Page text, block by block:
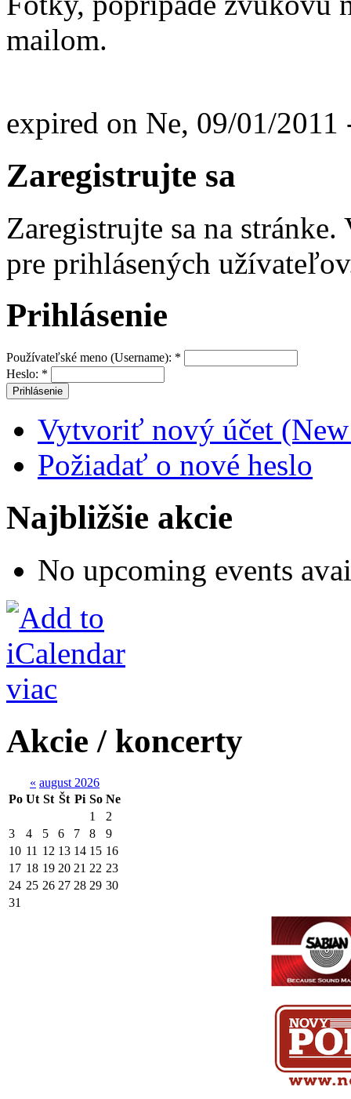
mailom.
expired on Ne, 09/01/
Zaregistrujte sa
Zaregistrujte sa na
pre prihlásených
Prihlásenie
Používateľské meno (Username): *
Heslo: *
Vytvoriť nový účet
Požiadať o nové heslo
Najbližšie akcie
No upcoming events
viac
Akcie / koncerty
« august 2026
Po Ut St Št Pi So Ne
1
2
3
4 5 6 7 8
9
10 11 12 13 14 15 16
17 18 19 20 21 22 23
24 25 26 27 28 29 30
31